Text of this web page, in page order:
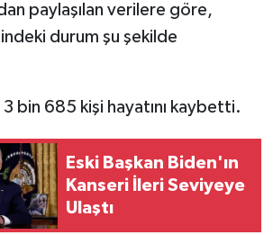
paylaşılan verilere göre,
durum şu şekilde
3 bin 685 kişi hayatını kaybetti.
Eski Başkan Biden'ın
Kanseri İleri Seviyeye
Ulaştı